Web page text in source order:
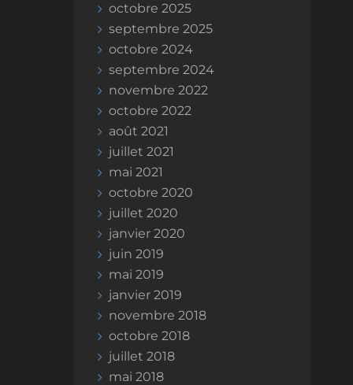
octobre 2025
septembre 2025
octobre 2024
septembre 2024
novembre 2022
octobre 2022
août 2021
juillet 2021
mai 2021
octobre 2020
juillet 2020
janvier 2020
juin 2019
mai 2019
janvier 2019
novembre 2018
octobre 2018
juillet 2018
mai 2018